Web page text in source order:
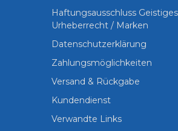
Haftungsausschluss
Urheberrecht / Marken
Datenschutzerklärung
Zahlungsmöglichkeiten
Versand & Rückgabe
Kundendienst
Verwandte Links